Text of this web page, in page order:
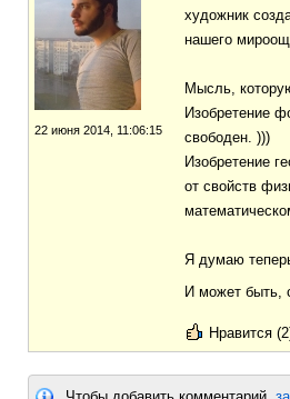
22 июня 2014, 11:06:15
художник
нашего
Мысль,
Изобретение
свободен. )))
Изобретение
от свойств
Я думаю
И может быть,
Нравится